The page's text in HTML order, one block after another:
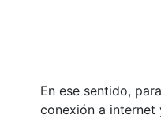
En ese sentido,
conexión a internet